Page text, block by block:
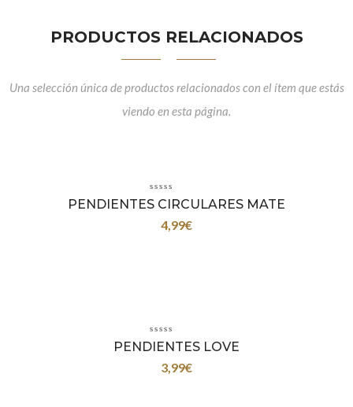
PRODUCTOS RELACIONADOS
Una selección única de productos relacionados con el ítem que estás
viendo en esta página.
PENDIENTES CIRCULARES MATE
4,99€
PENDIENTES LOVE
3,99€